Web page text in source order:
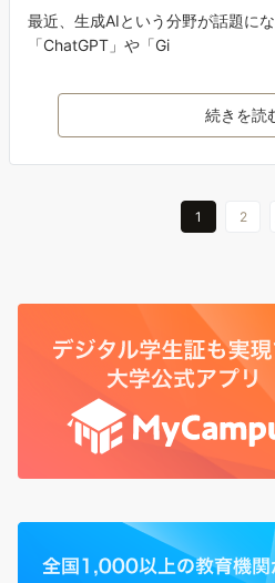
最近、生成AIという分野が話題に
「ChatGPT」や「Gi
続きを読
1 2